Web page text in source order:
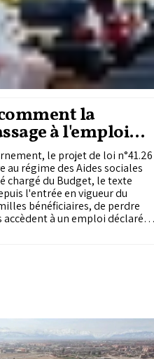
la
à l'emploi
le projet de loi n°41.26
régime des Aides sociales
chargé du Budget, le texte
l'entrée en vigueur du
bénéficiaires, de perdre
à un emploi déclaré.